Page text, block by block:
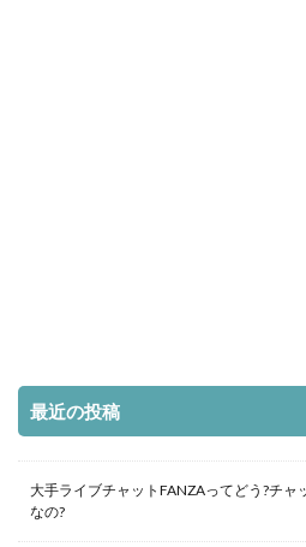
最近の投稿
大手ライブチャットFANZAってどう?チャ
なの?